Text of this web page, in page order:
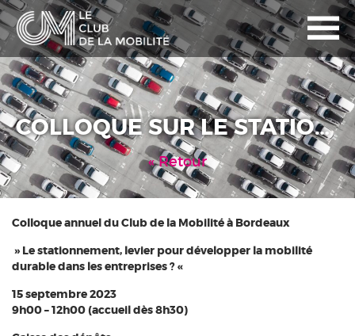
COLLOQUE SUR LE STATIONNEMENT LE 15/09/2023
Retour
Colloque annuel du Club de la Mobilité à Bordeaux
» Le stationnement, levier pour développer la mobilité
durable dans les entreprises ? «
15 septembre 2023
9h00 – 12h00 (accueil dès 8h30)